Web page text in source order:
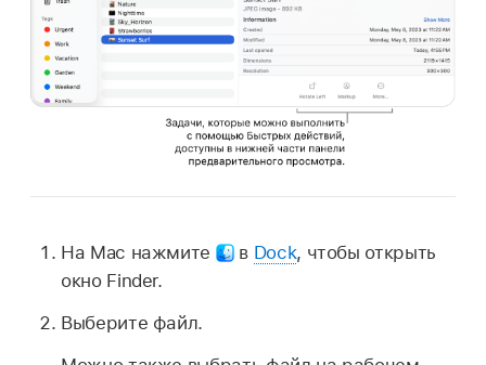
На Mac нажмите в Dock, чтобы открыть
окно Finder.
Выберите файл.